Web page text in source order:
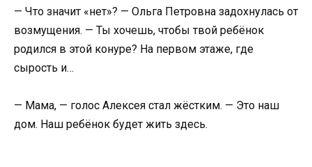
— Что значит «нет»? — Ольга Петровна задохнулась от
возмущения. — Ты хочешь, чтобы твой ребёнок
родился в этой конуре? На первом этаже, где
сырость и…
— Мама, — голос Алексея стал жёстким. — Это наш
дом. Наш ребёнок будет жить здесь.